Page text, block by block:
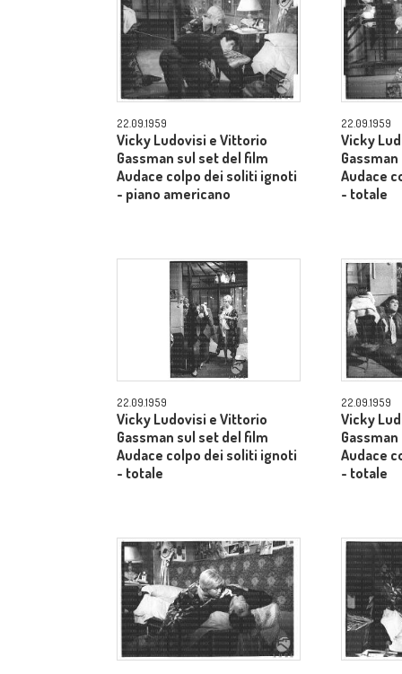
22.09.1959
Vicky Ludovisi e Vittorio
Gassman sul set del film
Audace colpo dei soliti ignoti
- piano americano
22.09.1959
Vicky
Audace
- totale
22.09.1959
Vicky Ludovisi e Vittorio
Gassman sul set del film
Audace colpo dei soliti ignoti
- totale
22.09.1959
Vicky
Audace
- totale